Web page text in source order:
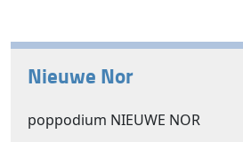
Nieuwe Nor
poppodium NIEUWE NOR